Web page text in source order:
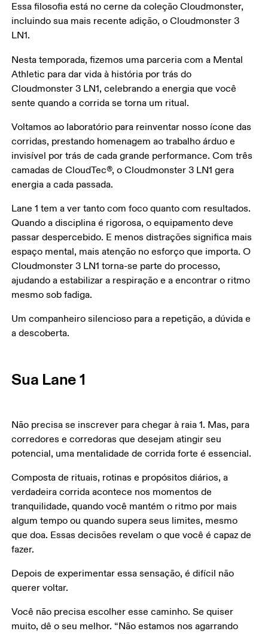
Essa filosofia está no cerne da coleção Cloudmonster,
incluindo sua mais recente adição, o Cloudmonster 3
LN1.
Nesta temporada, fizemos uma parceria com a Mental
Athletic para dar vida à história por trás do
Cloudmonster 3 LN1, celebrando a energia que você
sente quando a corrida se torna um ritual.
Voltamos ao laboratório para reinventar nosso ícone das
corridas, prestando homenagem ao trabalho árduo e
invisível por trás de cada grande performance. Com três
camadas de CloudTec®, o Cloudmonster 3 LN1 gera
energia a cada passada.
Lane 1 tem a ver tanto com foco quanto com resultados.
Quando a disciplina é rigorosa, o equipamento deve
passar despercebido. E menos distrações significa mais
espaço mental, mais atenção no esforço que importa. O
Cloudmonster 3 LN1 torna-se parte do processo,
ajudando a estabilizar a respiração e a encontrar o ritmo
mesmo sob fadiga.
Um companheiro silencioso para a repetição, a dúvida e
a descoberta.
Sua Lane 1
Não precisa se inscrever para chegar à raia 1. Mas, para
corredores e corredoras que desejam atingir seu
potencial, uma mentalidade de corrida forte é essencial.
Composta de rituais, rotinas e propósitos diários, a
verdadeira corrida acontece nos momentos de
tranquilidade, quando você mantém o ritmo por mais
algum tempo ou quando supera seus limites, mesmo
que doa. Essas decisões revelam o que você é capaz de
fazer.
Depois de experimentar essa sensação, é difícil não
querer voltar.
Você não precisa escolher esse caminho. Se quiser
muito, dê o seu melhor. “Não estamos nos agarrando